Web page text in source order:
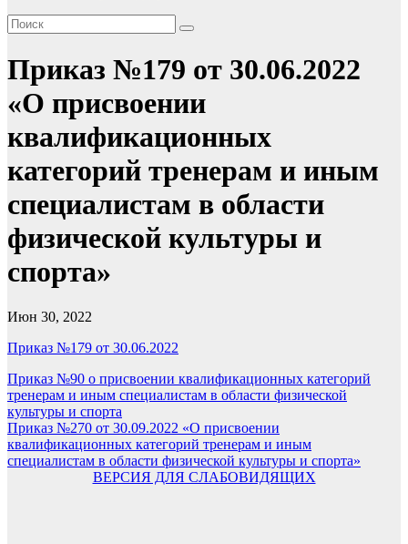
Приказ №179 от 30.06.2022
«О присвоении
квалификационных
категорий тренерам и иным
специалистам в области
физической культуры и
спорта»
Июн 30, 2022
Приказ №179 от 30.06.2022
Навигация
по
записям
Приказ №90 о присвоении квалификационных категорий
тренерам и иным специалистам в области физической
культуры и спорта
Приказ №270 от 30.09.2022 «О присвоении
квалификационных категорий тренерам и иным
специалистам в области физической культуры и спорта»
ВЕРСИЯ ДЛЯ СЛАБОВИДЯЩИХ